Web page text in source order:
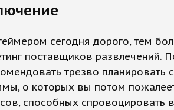
сегодня дорого, тем
поставщиков развлечений.
трезво планировать
о которых вы потом
способных спровоцировать